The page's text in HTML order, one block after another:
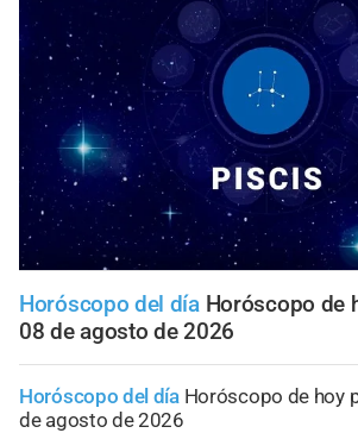
Horóscopo del día Horóscopo de
08 de agosto de 2026
Horóscopo del día Horóscopo de hoy
de agosto de 2026